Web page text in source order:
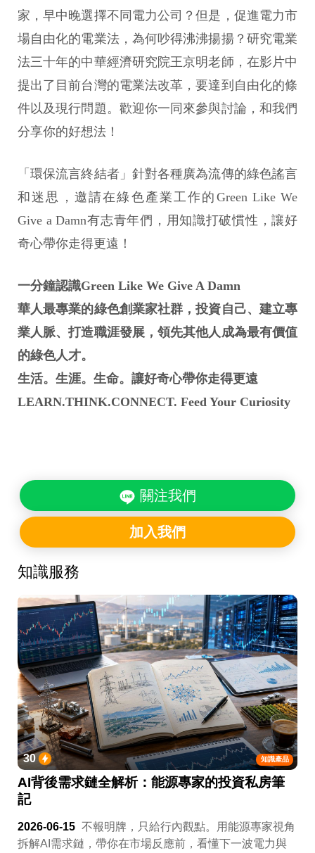
家，早中晚選擇不同電力公司？但是，促進電力市
場自由化的電業法，為何吵得沸沸揚揚？研究電業
法三十年的中華經濟研究院王京明老師，在影片中
提出了目前台灣的電業法改革，要達到自由化的條
件以及現行問題。歡迎你一同來參與討論，和我們
分享你的好想法！
「環保流言終結者」針對各種廣為流傳的綠色謠言
和迷思，邀請在綠色產業工作的Green Like We
Give a Damn有志青年們，用知識打破慣性，讓好
奇心帶你走得更遠！
一分鐘認識Green Like We Give A Damn
華人最專業的綠色創業家社群，投資自己、建立專
業人脈、打造職涯發展，領先其他人成為最有價值
的綠色人才。
生活。生涯。生命。讓好奇心帶你走得更遠
LEARN.THINK.CONNECT. Feed Your Curiosity
關注我們
加入我們
知識服務
知識產品
30
AI背後需求鏈全解析：能源專家的投資私房筆
記
2026-06-15 不報明牌，只給行內觀點。用能源專家視角
拆解AI需求鏈，帶你在市場反應前，看懂下一波電力與